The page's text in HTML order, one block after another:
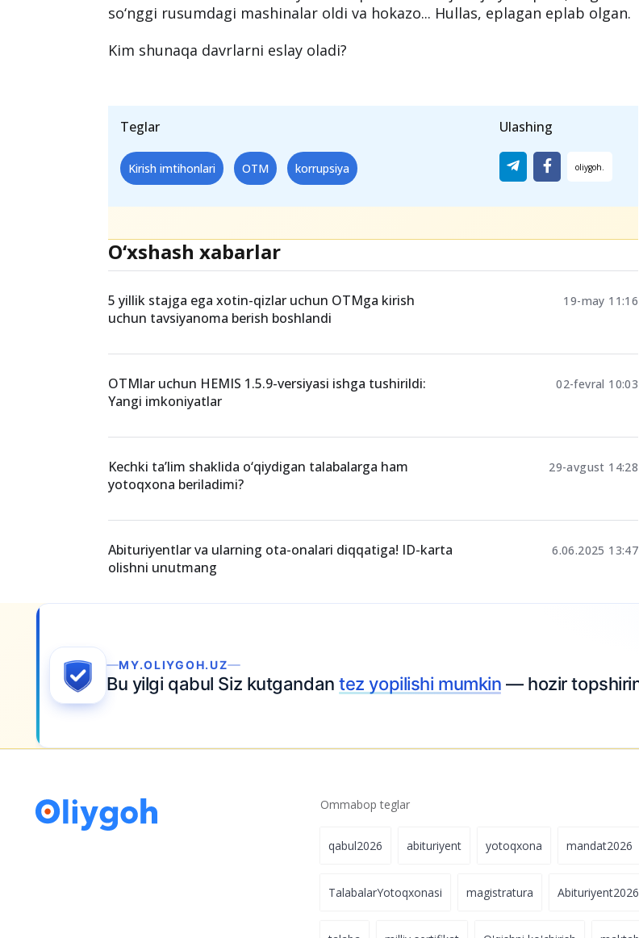
so‘nggi rusumdagi mashinalar oldi va hokazo... Hullas, eplagan eplab olgan.
Kim shunaqa davrlarni eslay oladi?
Teglar
Kirish imtihonlari OTM korrupsiya
Ulashing
O‘xshash xabarlar
5 yillik stajga ega xotin-qizlar uchun OTMga kirish
uchun tavsiyanoma berish boshlandi
19-may 11:16
OTMlar uchun HEMIS 1.5.9-versiyasi ishga tushirildi:
Yangi imkoniyatlar
02-fevral 10:03
Kechki ta’lim shaklida o‘qiydigan talabalarga ham
yotoqxona beriladimi?
29-avgust 14:28
Abituriyentlar va ularning ota-onalari diqqatiga! ID-karta
olishni unutmang
6.06.2025 13:47
qabul Siz kutgandantez yopilishi mumkin— hozir topshiring.
Ommabop teglar
qabul2026 abituriyent yotoqxona mandat2026
TalabalarYotoqxonasi magistratura Abituriyent2026